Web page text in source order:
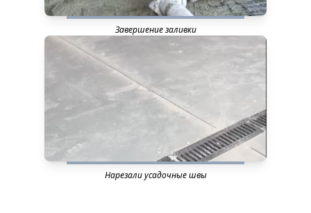
Завершение заливки
Нарезали усадочные швы